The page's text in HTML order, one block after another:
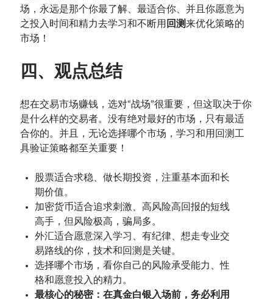
场，永远是那个你最了解、最适合你、并且你愿意为
之投入时间和精力去学习和不断用 回测来优化策略的
市场！
四、观点总结
想在交易市场赚钱，选对“战场”很重要，但这取决于你
是什么样的交易者。没有绝对最好的市场，只有最适
合你的。并且，无论选择哪个市场，学习和用回测工
具验证策略都至关重要！
股票适合求稳、做长期投资，注重基本面和长
期价值。
加密货币适合追求刺激、高风险高回报的短线
高手，但风险极高，骗局多。
外汇适合愿意深入学习、有纪律、想走专业交
易路线的你，技术和回测是关键。
选择哪个市场，看你自己的风险承受能力、性
格和愿意投入的精力。
最核心的秘密：在真金白银入场前，务必利用